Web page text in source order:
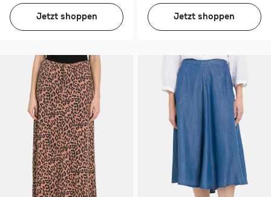
Jetzt shoppen Jetzt shoppen